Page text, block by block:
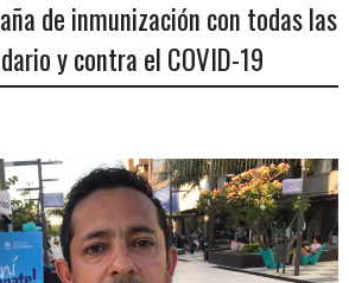
de inmunización con todas las
y contra el COVID-19